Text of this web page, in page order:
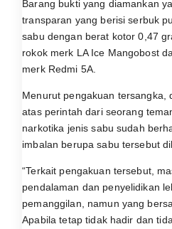
Barang bukti yang diamankan
transparan yang berisi serbuk
sabu dengan berat kotor 0,47
rokok merk LA Ice Mangobost
merk Redmi 5A.
Menurut pengakuan tersangka,
atas perintah dari seorang
narkotika jenis sabu sudah
imbalan berupa sabu tersebut
“Terkait pengakuan tersebut,
pendalaman dan penyelidikan
pemanggilan, namun yang
Apabila tetap tidak hadir dan